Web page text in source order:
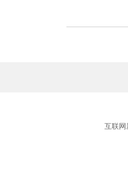
互联网